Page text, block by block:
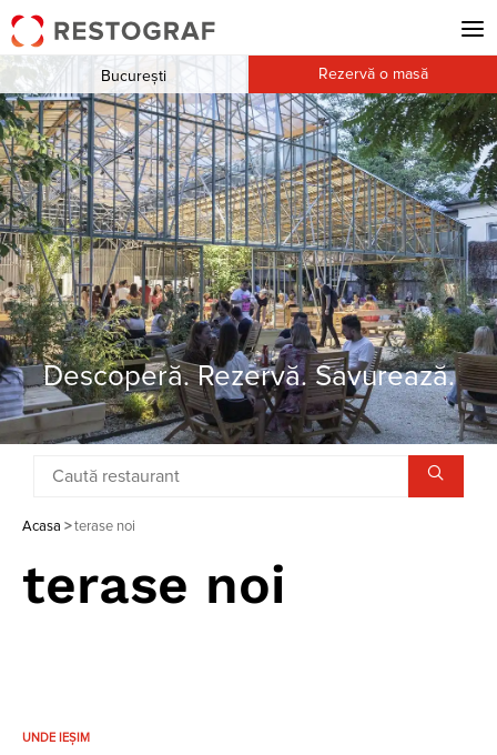
Descoperă. Rezervă. Savurează.
București Rezervă o masă
Acasa >terase noi
terase noi
UNDE IEȘIM